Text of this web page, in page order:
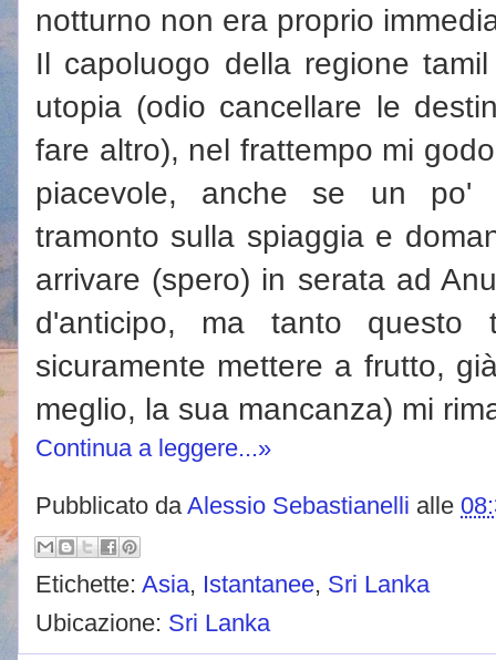
notturno non era proprio
Il capoluogo della regione
utopia (odio cancellare le
fare altro), nel frattempo mi
piacevole, anche se un po'
tramonto sulla spiaggia e
arrivare (spero) in serata ad
d'anticipo, ma tanto
sicuramente mettere a frutto,
meglio, la sua mancanza) mi
Continua a leggere...»
Pubblicato daAlessio Sebastianelli alle
Etichette: Asia, Istantanee, Sri Lanka
Ubicazione: Sri Lanka